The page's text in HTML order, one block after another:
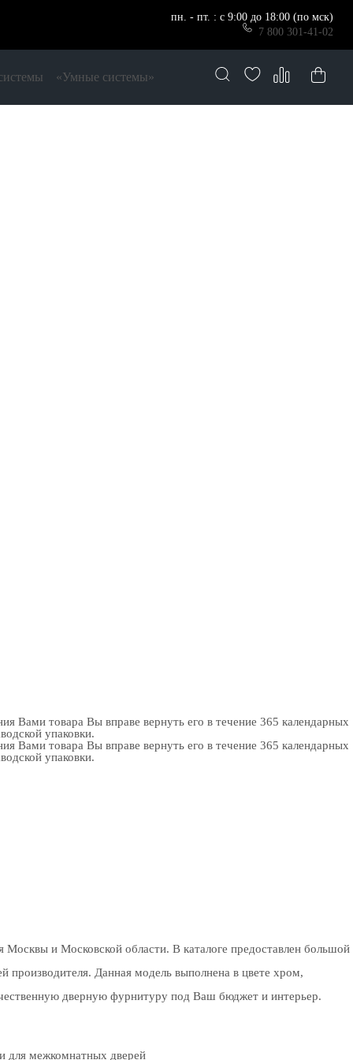
пн. - пт. : с 9:00 до 18:00 (по мск)
7 800 301-41-02
«Умные системы»
Вами товара Вы вправе вернуть его в течение 365 календарных
упаковки.
Вами товара Вы вправе вернуть его в течение 365 календарных
упаковки.
и Московской области. В каталоге предоставлен большой
производителя. Данная модель выполнена в цвете хром,
дверную фурнитуру под Ваш бюджет и интерьер.
для межкомнатных дверей